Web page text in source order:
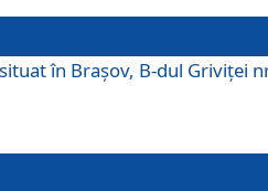
în Braşov, B-dul Griviţei